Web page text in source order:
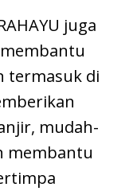
juga
termasuk di
mudah-
membantu